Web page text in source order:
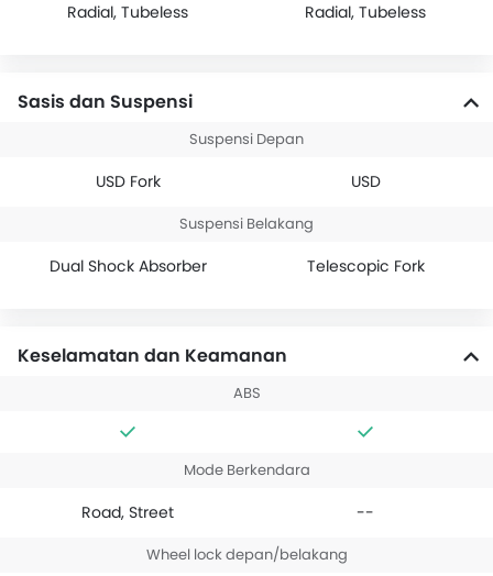
Radial, Tubeless Radial, Tubeless
Sasis dan Suspensi
Suspensi Depan
USD Fork USD
Suspensi Belakang
Dual Shock Absorber Telescopic Fork
Keselamatan dan Keamanan
ABS
Mode Berkendara
Road, Street --
Wheel lock depan/belakang